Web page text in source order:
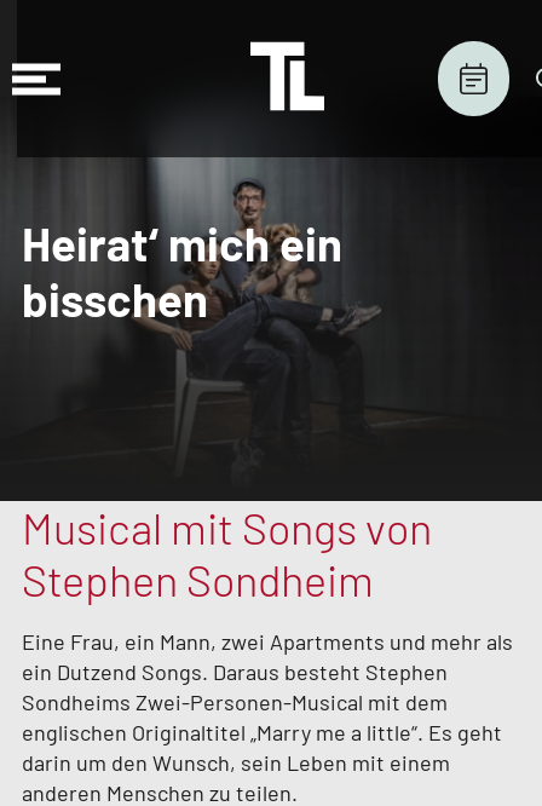
Heirat‘ mich ein
bisschen
Musical mit Songs von
Stephen Sondheim
Eine Frau, ein Mann, zwei Apartments und mehr als
ein Dutzend Songs. Daraus besteht Stephen
Sondheims Zwei-Personen-Musical mit dem
englischen Originaltitel „Marry me a little“. Es geht
darin um den Wunsch, sein Leben mit einem
anderen Menschen zu teilen.